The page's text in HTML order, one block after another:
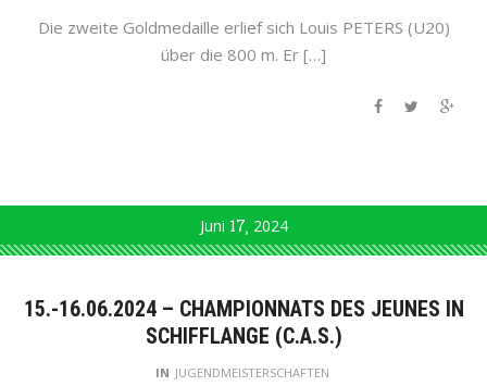
Die zweite Goldmedaille erlief sich Louis PETERS (U20)
über die 800 m. Er […]
Juni 17 2024
15.-16.06.2024 – CHAMPIONNATS DES JEUNES IN
SCHIFFLANGE (C.A.S.)
IN JUGENDMEISTERSCHAFTEN